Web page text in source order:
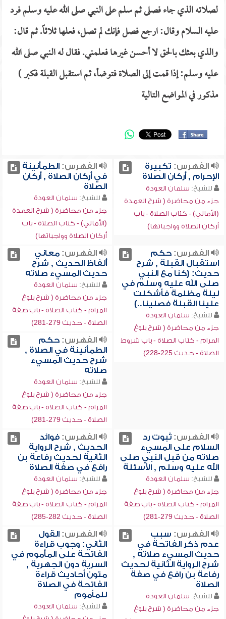
لصلاته الذي جاء فصلى ثم سلم على النبي صلى الله عليه وسلم فرد
عليه السلام وقال: ارجع فصل فإنك لم تصل، فعلها ثلاثاً. ثم قال:
والذي بعثك بالحق لا أحسن غيرها فعلمني. فقال له النبي صلى الله
عليه وسلم: إذا قمت إلى الصلاة فتوضأ، ثم استقبل القبلة فكبر )
مذكور في المواضع التالية
الفهرس: تكبيرة
الإحرام , أركان الصلاة
للشيخ: سلمان العودة
جزء من محاضرة ( شرح العمدة
(الأمالي) - كتاب الصلاة - باب
أركان الصلاة وواجباتها)
الفهرس:الطمأنينة
في أركان الصلاة , أركان
الصلاة
للشيخ: سلمان العودة
جزء من محاضرة ( شرح العمدة
(الأمالي) - كتاب الصلاة - باب
أركان الصلاة وواجباتها)
الفهرس:حكم
استقبال القبلة , شرح
حديث: (كنا مع النبي
صلى الله عليه وسلم في
ليلة مظلمة فأشكلت
علينا القبلة فصلينا..)
للشيخ: سلمان العودة
جزء من محاضرة ( شرح بلوغ
المرام - كتاب الصلاة - باب شروط
الصلاة - حديث 225-228)
الفهرس:معاني
ألفاظ الحديث , شرح
حديث المسيء صلاته
للشيخ: سلمان العودة
جزء من محاضرة ( شرح بلوغ
المرام - كتاب الصلاة - باب صفة
الصلاة - حديث 279-281)
الفهرس:حكم
الطمأنينة في الصلاة ,
شرح حديث المسيء
صلاته
للشيخ: سلمان العودة
جزء من محاضرة ( شرح بلوغ
المرام - كتاب الصلاة - باب صفة
الصلاة - حديث 279-281)
الفهرس:ثبوت رد
السلام على المسيء
صلاته من قبل النبي صلى
الله عليه وسلم , الأسئلة
للشيخ: سلمان العودة
جزء من محاضرة ( شرح بلوغ
المرام - كتاب الصلاة - باب صفة
الصلاة - حديث 279-281)
الفهرس:فوائد
الحديث , شرح الرواية
الثانية لحديث رفاعة بن
رافع في صفة الصلاة
للشيخ: سلمان العودة
جزء من محاضرة ( شرح بلوغ
المرام - كتاب الصلاة - باب صفة
الصلاة - حديث 282-285)
الفهرس: سبب
عدم ذكر الفاتحة في
حديث المسيء صلاته ,
شرح الرواية الثانية لحديث
رفاعة بن رافع في صفة
الصلاة
للشيخ: سلمان العودة
جزء من محاضرة ( شرح بلوغ
الفهرس:القول
الثاني: وجوب قراءة
الفاتحة على المأموم في
السرية دون الجهرية ,
متون أحاديث قراءة
الفاتحة في الصلاة
للمأموم
للشيخ: سلمان العودة